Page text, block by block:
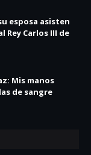
esposa asisten
Rey Carlos III de
Mis manos
de sangre